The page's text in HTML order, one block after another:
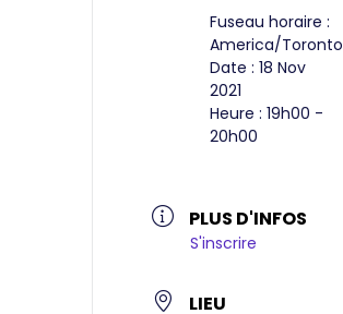
Fuseau horaire :
America/Toronto
Date : 18 Nov
2021
Heure : 19h00 -
20h00
PLUS D'INFOS
S'inscrire
LIEU